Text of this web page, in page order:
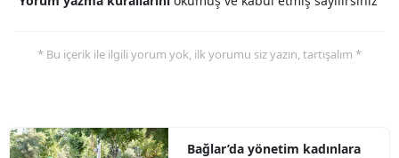
* Bu içerik ile ilgili yorum yok, ilk yorumu siz yazın, tartışalım *
Bağlar’da yönetim kadınlara